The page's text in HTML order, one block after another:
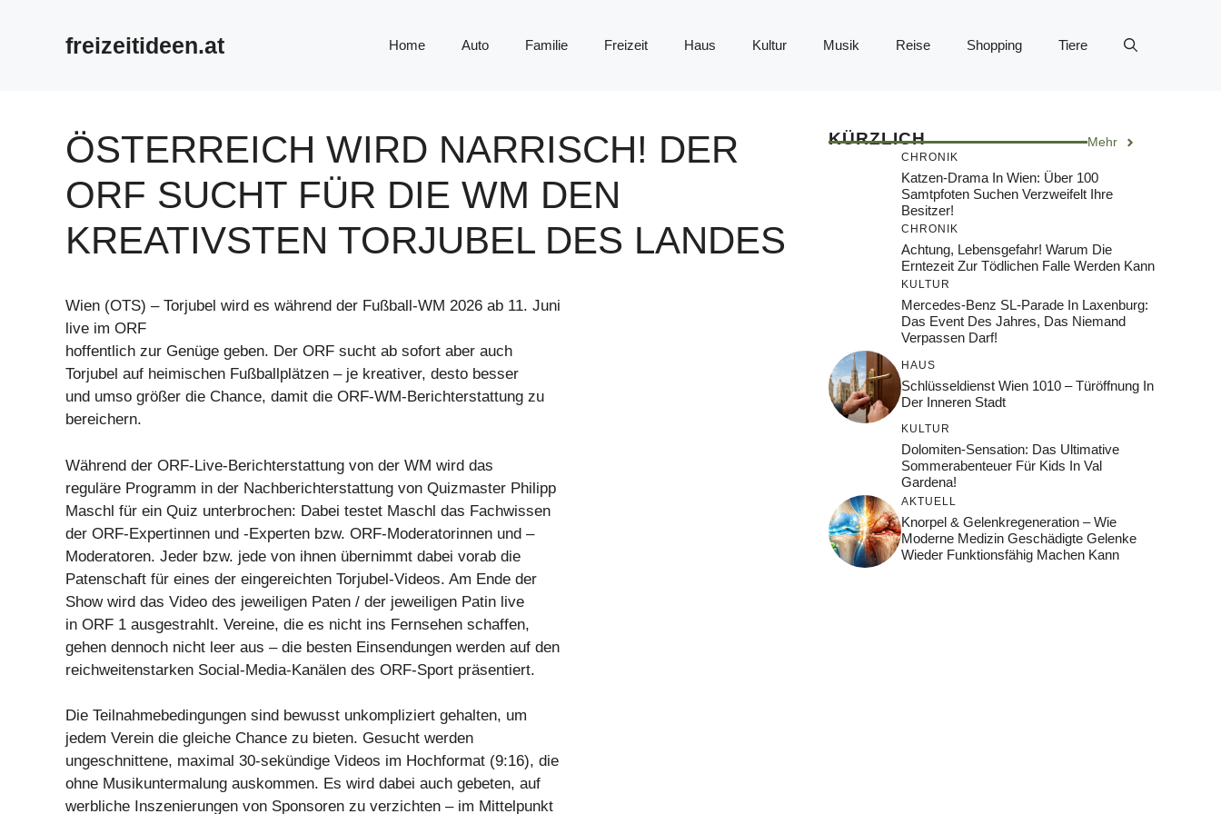
freizeitideen.at Home Auto Familie Freizeit Haus Kultur Musik Reise Shopping Tiere
ÖSTERREICH WIRD NARRISCH! DER
ORF SUCHT FÜR DIE WM DEN
KREATIVSTEN TORJUBEL DES LANDES
Wien (OTS) – Torjubel wird es während der Fußball-WM 2026 ab 11. Juni
live im ORF
hoffentlich zur Genüge geben. Der ORF sucht ab sofort aber auch
Torjubel auf heimischen Fußballplätzen – je kreativer, desto besser
und umso größer die Chance, damit die ORF-WM-Berichterstattung zu
bereichern.
Während der ORF-Live-Berichterstattung von der WM wird das
reguläre Programm in der Nachberichterstattung von Quizmaster Philipp
Maschl für ein Quiz unterbrochen: Dabei testet Maschl das Fachwissen
der ORF-Expertinnen und -Experten bzw. ORF-Moderatorinnen und –
Moderatoren. Jeder bzw. jede von ihnen übernimmt dabei vorab die
Patenschaft für eines der eingereichten Torjubel-Videos. Am Ende der
Show wird das Video des jeweiligen Paten / der jeweiligen Patin live
in ORF 1 ausgestrahlt. Vereine, die es nicht ins Fernsehen schaffen,
gehen dennoch nicht leer aus – die besten Einsendungen werden auf den
reichweitenstarken Social-Media-Kanälen des ORF-Sport präsentiert.
Die Teilnahmebedingungen sind bewusst unkompliziert gehalten, um
jedem Verein die gleiche Chance zu bieten. Gesucht werden
ungeschnittene, maximal 30-sekündige Videos im Hochformat (9:16), die
ohne Musikuntermalung auskommen. Es wird dabei auch gebeten, auf
werbliche Inszenierungen von Sponsoren zu verzichten – im Mittelpunkt
KÜRZLICH Mehr
CHRONIK
Katzen-Drama In Wien: Über 100
Samtpfoten Suchen Verzweifelt Ihre
Besitzer!
CHRONIK
Achtung, Lebensgefahr! Warum Die
Erntezeit Zur Tödlichen Falle Werden Kann
KULTUR
Mercedes-Benz SL-Parade In Laxenburg:
Das Event Des Jahres, Das Niemand
Verpassen Darf!
HAUS
Schlüsseldienst Wien 1010 – Türöffnung In
Der Inneren Stadt
KULTUR
Dolomiten-Sensation: Das Ultimative
Sommerabenteuer Für Kids In Val
Gardena!
AKTUELL
Knorpel & Gelenkregeneration – Wie
Moderne Medizin Geschädigte Gelenke
Wieder Funktionsfähig Machen Kann